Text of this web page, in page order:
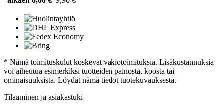
* Nämä toimituskulut koskevat vakiotoimituksia. Lisäkustannuksia
voi aiheutua esimerkiksi tuotteiden painosta, koosta tai
ominaisuuksista. Löydät nämä tiedot tuotekuvauksesta.
Tilaaminen ja asiakastuki